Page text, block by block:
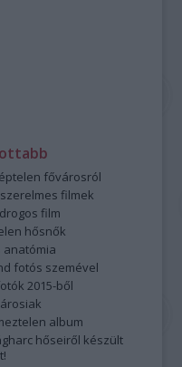
fővárosról
filmek
film
hősnők
anatómia
fotós szemével
2015-ből
album
hőseiről készült